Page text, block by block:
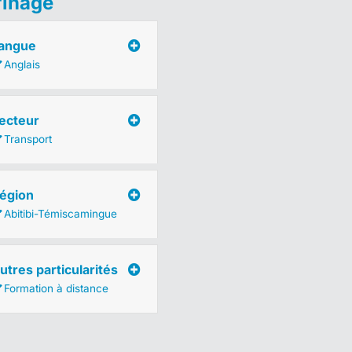
Anglais
Transport
Abitibi-Témiscamingue
particularités
Formation à distance